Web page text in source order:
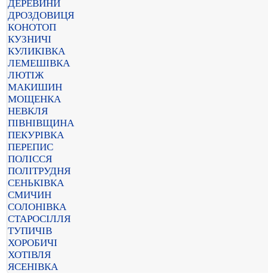
ДЕРЕВИНИ
ДРОЗДОВИЦЯ
КОНОТОП
КУЗНИЧІ
КУЛИКІВКА
ЛЕМЕШІВКА
ЛЮТІЖ
МАКИШИН
МОЩЕНКА
НЕВКЛЯ
ПІВНІВЩИНА
ПЕКУРІВКА
ПЕРЕПИС
ПОЛІССЯ
ПОЛІТРУДНЯ
СЕНЬКІВКА
СМИЧИН
СОЛОНІВКА
СТАРОСІЛЛЯ
ТУПИЧІВ
ХОРОБИЧІ
ХОТІВЛЯ
ЯСЕНІВКА